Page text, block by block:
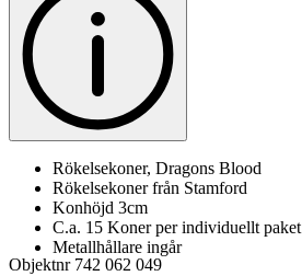
Rökelsekoner, Dragons Blood
Rökelsekoner från Stamford
Konhöjd 3cm
C.a. 15 Koner per individuellt paket
Metallhållare ingår
Objektnr 742 062 049